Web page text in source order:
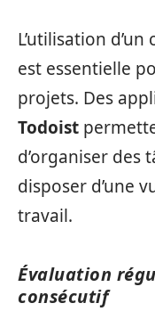
L’utilisation
est essentielle
projets. Des
Todoist
d’organiser des
disposer d’une
travail.
Évaluation
consécutif